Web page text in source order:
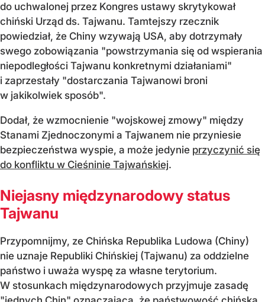
do uchwalonej przez Kongres ustawy skrytykował
chiński Urząd ds. Tajwanu. Tamtejszy rzecznik
powiedział, że Chiny wzywają USA, aby dotrzymały
swego zobowiązania "powstrzymania się od wspierania
niepodległości Tajwanu konkretnymi działaniami"
i zaprzestały "dostarczania Tajwanowi broni
w jakikolwiek sposób".
Dodał, że wzmocnienie "wojskowej zmowy" między
Stanami Zjednoczonymi a Tajwanem nie przyniesie
bezpieczeństwa wyspie, a może jedynie przyczynić się
do konfliktu w Cieśninie Tajwańskiej.
Niejasny międzynarodowy status
Tajwanu
Przypomnijmy, ze Chińska Republika Ludowa (Chiny)
nie uznaje Republiki Chińskiej (Tajwanu) za oddzielne
państwo i uważa wyspę za własne terytorium.
W stosunkach międzynarodowych przyjmuje zasadę